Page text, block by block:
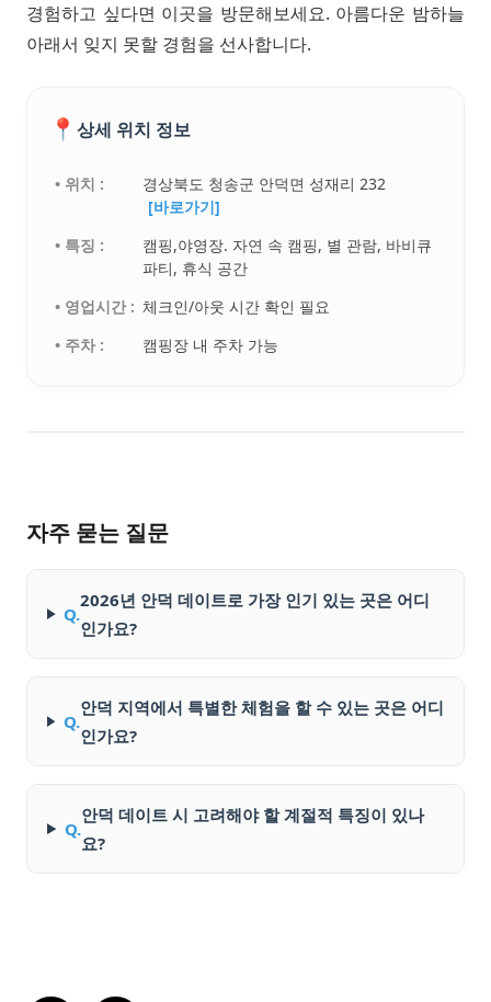
경험하고 싶다면 이곳을 방문해보세요. 아름다운 밤하늘
아래서 잊지 못할 경험을 선사합니다.
📍 상세 위치 정보
• 위치 :
경상북도 청송군 안덕면 성재리 232
[바로가기]
• 특징 :
캠핑,야영장. 자연 속 캠핑, 별 관람, 바비큐
파티, 휴식 공간
• 영업시간 : 체크인/아웃 시간 확인 필요
• 주차 :
캠핑장 내 주차 가능
자주 묻는 질문
Q.
2026년 안덕 데이트로 가장 인기 있는 곳은 어디
인가요?
Q.
안덕 지역에서 특별한 체험을 할 수 있는 곳은 어디
인가요?
Q.
안덕 데이트 시 고려해야 할 계절적 특징이 있나
요?